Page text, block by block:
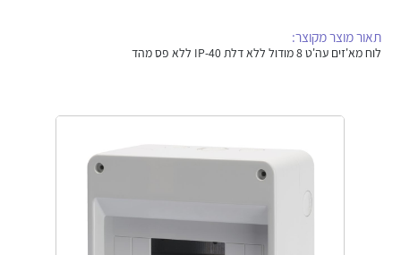
פתרונות וציוד לסביבה נפיצה EX
תאור מוצר מקוצר:
לוח מא'זים עה'ט 8 מודול ללא דלת IP-40 ללא פס מהד